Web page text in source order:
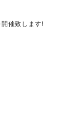
開催致します!